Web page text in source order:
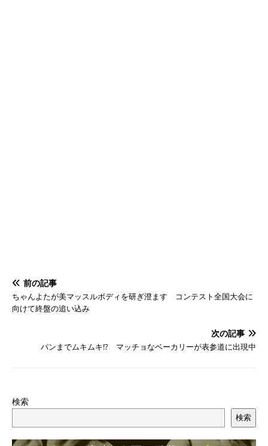
前の記事
ちゃんよたが美マッスルボディを研ぎ澄ます コンテスト全国大会に
向けて終盤の追い込み
次の記事
パンまでムキムキ!? マッチョなベーカリーが表参道に出現中
検索
検索